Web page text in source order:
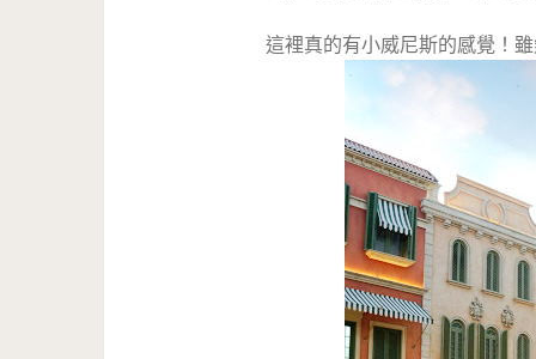
這裡真的有小威尼斯的感覺！